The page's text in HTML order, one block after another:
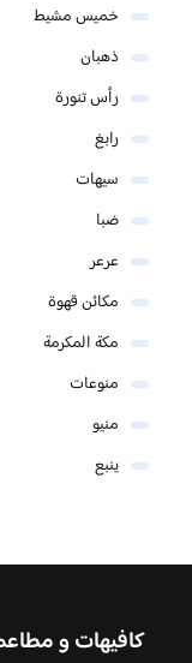
خميس مشيط
ذهبان
رأس تنورة
رابغ
سيهات
ضبا
عرعر
مكائن قهوة
مكة المكرمة
منوعات
منيو
ينبع
كافيهات و